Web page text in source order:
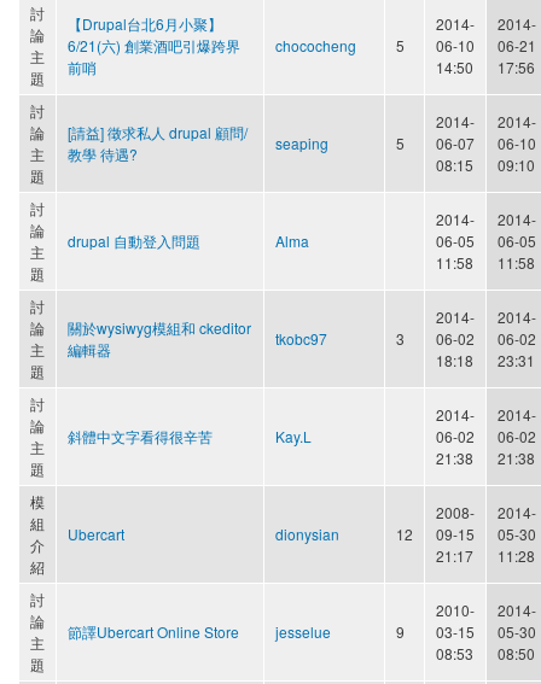
討
論
主
題
【Drupal台北6月小聚】
6/21(六) 創業酒吧引爆跨界
前哨
chococheng 5
2014-
06-10
14:50
2014-
06-21
17:56
討
論
主
題
[請益] 徵求私人 drupal 顧問/
教學 待遇?
seaping 5
2014-
06-07
08:15
2014-
06-10
09:10
討
論
主
題
drupal 自動登入問題 Alma
2014-
06-05
11:58
2014-
06-05
11:58
討
論
主
題
關於wysiwyg模組和 ckeditor
編輯器
tkobc97 3
2014-
06-02
18:18
2014-
06-02
23:31
討
論
主
題
斜體中文字看得很辛苦 Kay.L
2014-
06-02
21:38
2014-
06-02
21:38
模
組
介
紹
Ubercart dionysian 12
2008-
09-15
21:17
2014-
05-30
11:28
討
論
主
題
節譯Ubercart Online Store jesselue 9
2010-
03-15
08:53
2014-
05-30
08:50